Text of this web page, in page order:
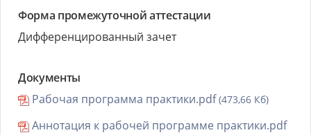
Форма промежуточной аттестации
Дифференцированный зачет
Документы
Рабочая программа практики.pdf(473,66 Кб)
Аннотация к рабочей программе практики.pdf